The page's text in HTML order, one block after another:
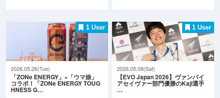
1 User
2026.05.26(Tue)
「ZONe ENERGY」×「ウマ娘」
コラボ！「ZONe ENERGY TOUG
HNESS G…
1 User
2026.05.09(Sat)
【EVO Japan 2026】ヴァンパイ
アセイヴァー部門優勝のKaji選手
…